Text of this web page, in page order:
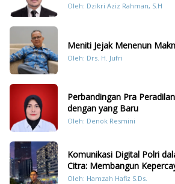
Oleh: Dzikri Aziz Rahman, S.H
Meniti Jejak Menenun
Oleh: Drs. H. Jufri
Perbandingan Pra
dengan yang Baru
Oleh: Denok Resmini
Komunikasi Digital Polri
Citra: Membangun
Konten Humanis
Oleh: Hamzah Hafiz S.Ds.